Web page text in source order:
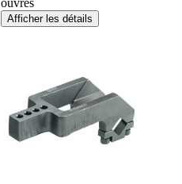
Afficher les détails